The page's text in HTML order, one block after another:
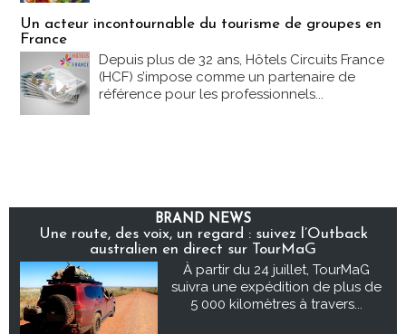
Un acteur incontournable du tourisme de groupes en
France
Depuis plus de 32 ans, Hôtels Circuits France
(HCF) s’impose comme un partenaire de
référence pour les professionnels...
BRAND NEWS
Une route, des voix, un regard : suivez l’Outback
australien en direct sur TourMaG
À partir du 24 juillet, TourMaG
suivra une expédition de plus de
5 000 kilomètres à travers...